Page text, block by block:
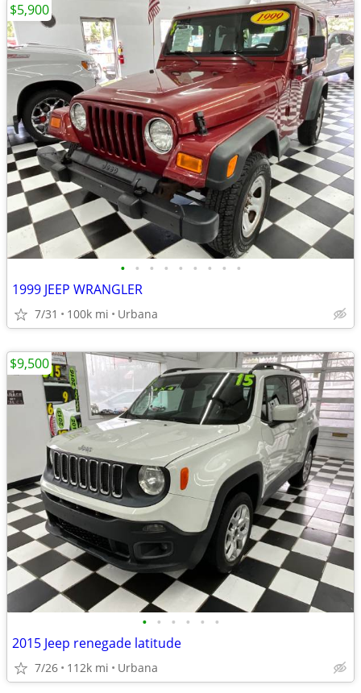
• • • • • • • • •
1999 JEEP WRANGLER
7/31 100k mi Urbana
$5,900
• • • • • •
2015 Jeep renegade latitude
7/26 112k mi Urbana
$9,500